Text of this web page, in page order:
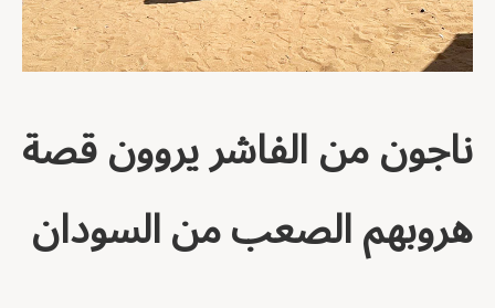
ناجون من الفاشر يروون قصة
هروبهم الصعب من السودان